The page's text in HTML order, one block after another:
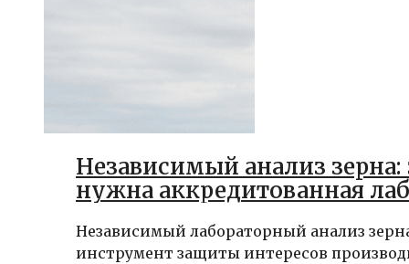
Независимый анализ зерна:
нужна аккредитованная
Независимый лабораторный анализ
инструмент защиты интересов